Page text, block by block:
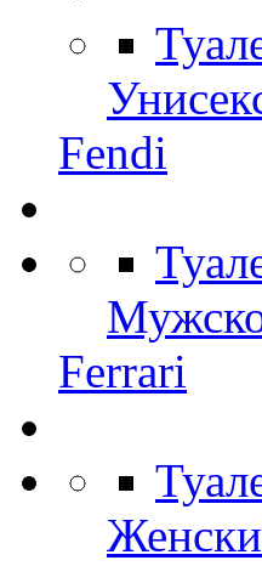
Fendi
Ferrari